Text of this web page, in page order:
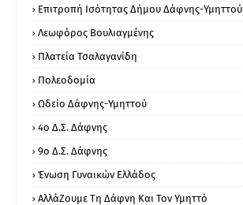
Επιτροπή Ισότητας Δήμου Δάφνης-Υμηττού
Λεωφόρος Βουλιαγμένης
Πλατεία Τσαλαγανίδη
Πολεοδομία
Ωδείο Δάφνης-Υμηττού
4ο Δ.Σ. Δάφνης
9ο Δ.Σ. Δάφνης
Ένωση Γυναικών Ελλάδος
ΑλλάΖουμε Τη Δάφνη Και Τον Υμηττό